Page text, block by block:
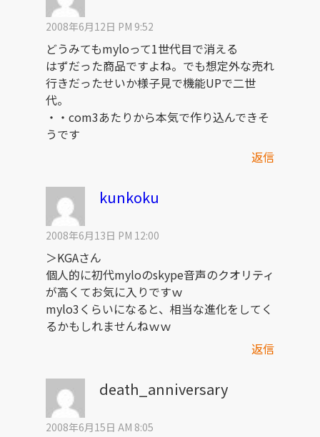
2008年6月12日 PM 9:52
どうみてもmyloって1世代目で消える
はずだった商品ですよね。でも想定外な売れ
行きだったせいか様子見で機能UPで二世
代。
・・com3あたりから本気で作り込んできそ
うです
返信
kunkoku
2008年6月13日 PM 12:00
＞KGAさん
個人的に初代myloのskype音声のクオリティ
が高くてお気に入りですｗ
mylo3くらいになると、相当な進化をしてく
るかもしれませんねｗｗ
返信
death_anniversary
2008年6月15日 AM 8:05